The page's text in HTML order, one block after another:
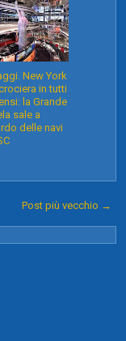
New York
in tutti
la Grande
sale a
delle navi
Post più vecchio →